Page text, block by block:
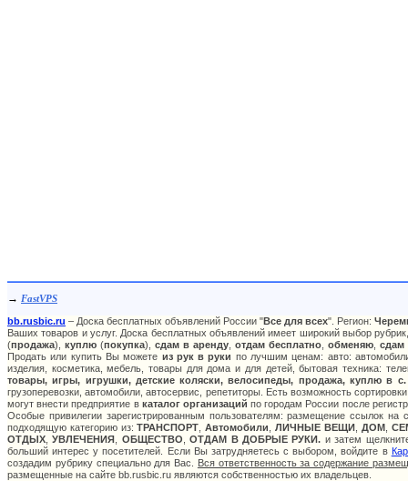
→ FastVPS
bb.rusbic.ru – Доска бесплатных объявлений России "Все для всех". Регион:
Ваших товаров и услуг. Доска бесплатных объявлений имеет широкий выбор
(продажа), куплю (покупка), сдам в аренду отдам бесплатно обменяю сдам
Продать или купить Вы можете из рук в руки по лучшим ценам: авто:
изделия, косметика, мебель, товары для дома и для детей, бытовая техника:
товары, игры, игрушки, детские коляски, велосипеды, продажа, куплю в
грузоперевозки, автомобили, автосервис, репетиторы. Есть возможность
могут внести предприятие в каталог организаций по городам России после
Особые привилегии зарегистрированным пользователям: размещение ссылок
подходящую категорию из:ТРАНСПОРТ ,Автомобили ,ЛИЧНЫЕ ВЕЩИ, ДОМ,
ОТДЫХ ,УВЛЕЧЕНИЯ ОБЩЕСТВО ,ОТДАМ В ДОБРЫЕ РУКИ. и затем
больший интерес у посетителей. Если Вы затрудняетесь с выбором, войдите в
создадим рубрику специально для Вас. Вся ответственность за содержание
размещенные на сайте bb.rusbic.ru являются собственностью их владельцев.